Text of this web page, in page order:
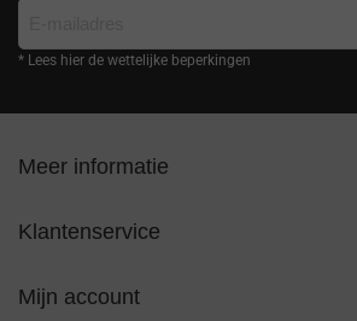
mailadres
* Lees hier de wettelijke beperkingen
Meer informatie
Klantenservice
Mijn account